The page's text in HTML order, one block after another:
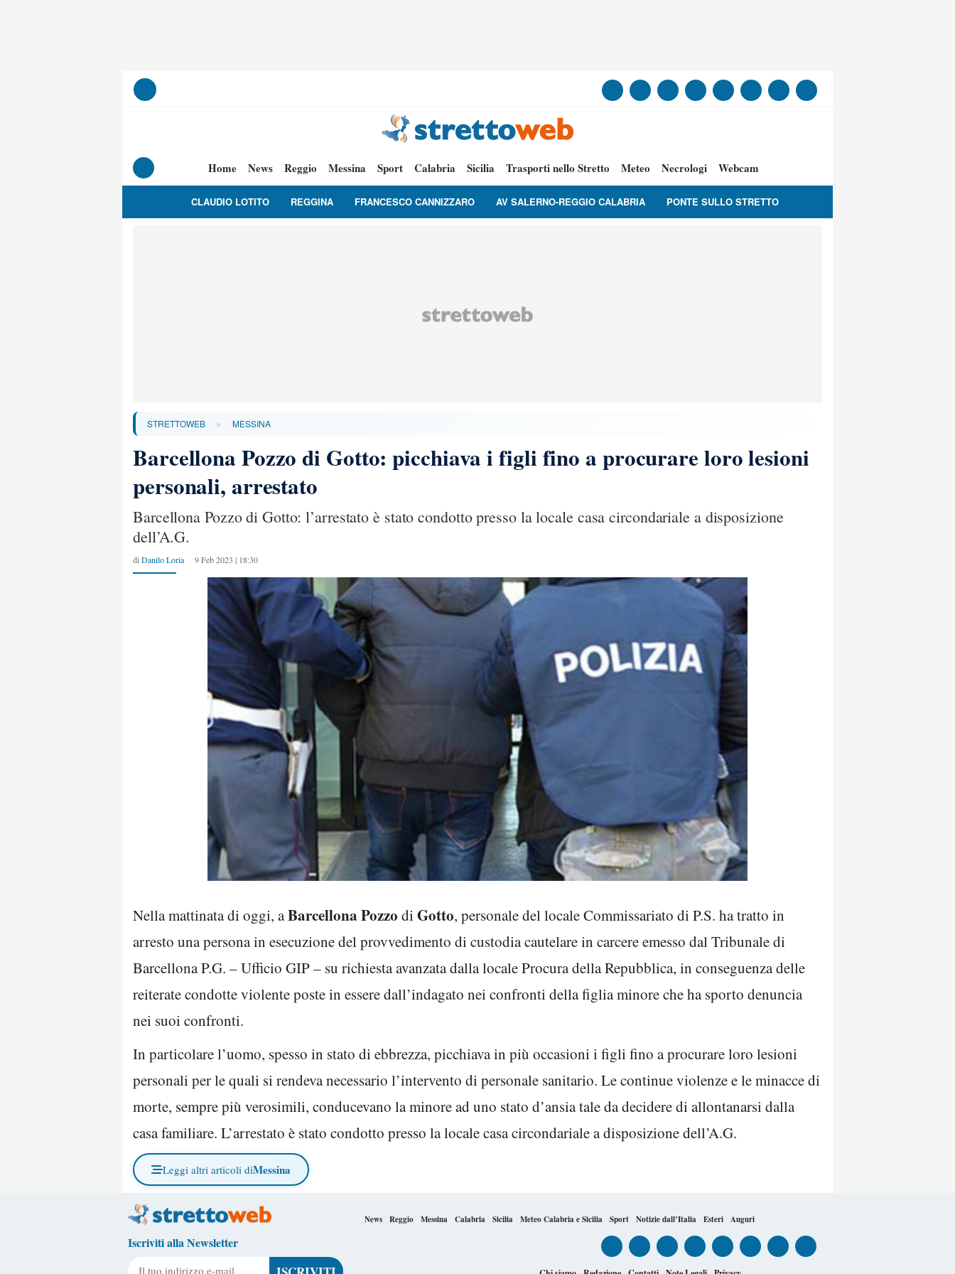
Home News Reggio Messina Sport Calabria Sicilia Trasporti nello Stretto Meteo Necrologi Webcam
CLAUDIO LOTITO REGGINA FRANCESCO CANNIZZARO AV SALERNO-REGGIO CALABRIA PONTE SULLO STRETTO
STRETTOWEB » MESSINA
Barcellona Pozzo di Gotto: picchiava i figli fino a procurare loro lesioni
personali, arrestato
Barcellona Pozzo di Gotto: l’arrestato è stato condotto presso la locale casa circondariale a disposizione
dell’A.G.
di Danilo Loria 9 Feb 2023 | 18:30
Nella mattinata di oggi, aBarcellona Pozzo di Gotto, personale del locale Commissariato di P.S. ha tratto in
arresto una persona in esecuzione del provvedimento di custodia cautelare in carcere emesso dal Tribunale di
Barcellona P.G. – Ufficio GIP – su richiesta avanzata dalla locale Procura della Repubblica, in conseguenza delle
reiterate condotte violente poste in essere dall’indagato nei confronti della figlia minore che ha sporto denuncia
nei suoi confronti.
In particolare l’uomo, spesso in stato di ebbrezza, picchiava in più occasioni i figli fino a procurare loro lesioni
personali per le quali si rendeva necessario l’intervento di personale sanitario. Le continue violenze e le minacce di
morte, sempre più verosimili, conducevano la minore ad uno stato d’ansia tale da decidere di allontanarsi dalla
casa familiare. L’arrestato è stato condotto presso la locale casa circondariale a disposizione dell’A.G.
Leggi altri articoli diMessina
News Reggio Messina Calabria Sicilia Meteo Calabria e Sicilia Sport Notizie dall’Italia Esteri Auguri
Iscriviti alla Newsletter